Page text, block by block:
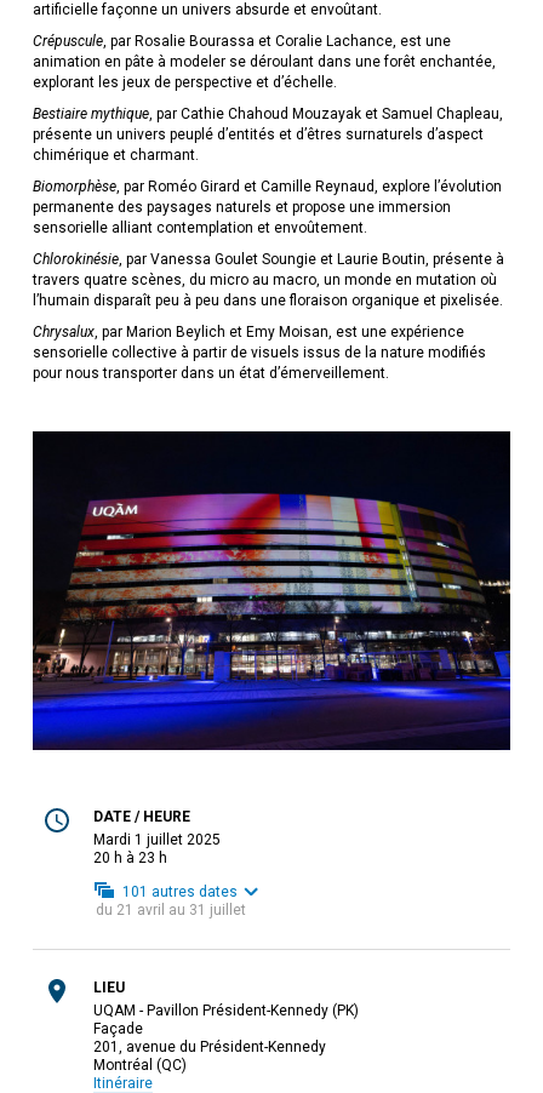
artificielle façonne un univers absurde et envoûtant.
Crépuscule, par Rosalie Bourassa et Coralie Lachance, est une
animation en pâte à modeler se déroulant dans une forêt enchantée,
explorant les jeux de perspective et d’échelle.
Bestiaire mythique, par Cathie Chahoud Mouzayak et Samuel Chapleau,
présente un univers peuplé d’entités et d’êtres surnaturels d’aspect
chimérique et charmant.
Biomorphèse, par Roméo Girard et Camille Reynaud, explore l’évolution
permanente des paysages naturels et propose une immersion
sensorielle alliant contemplation et envoûtement.
Chlorokinésie, par Vanessa Goulet Soungie et Laurie Boutin, présente à
travers quatre scènes, du micro au macro, un monde en mutation où
l’humain disparaît peu à peu dans une floraison organique et pixelisée.
Chrysalux, par Marion Beylich et Emy Moisan, est une expérience
sensorielle collective à partir de visuels issus de la nature modifiés
pour nous transporter dans un état d’émerveillement.
DATE / HEURE
mardi 1 juillet 2025
20 h à 23 h
101 autres dates
du 21 avril au 31 juillet
LIEU
UQAM - Pavillon Président-Kennedy (PK)
Façade
201, avenue du Président-Kennedy
Montréal (QC)
Itinéraire